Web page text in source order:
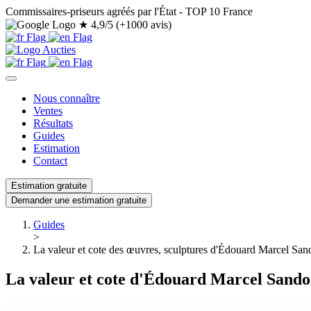
Commissaires-priseurs agréés par l'État - TOP 10 France
★ 4,9/5 (+1000 avis)
Nous connaître
Ventes
Résultats
Guides
Estimation
Contact
Estimation gratuite
Demander une estimation gratuite
Guides
>
La valeur et cote des œuvres, sculptures d'Édouard Marcel
La valeur et cote d'Édouard Marcel